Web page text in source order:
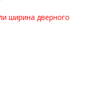
ширина дверного